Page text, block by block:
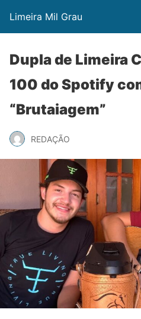
Limeira Mil Grau
Dupla de Limeira
100 do Spotify
“Brutaiagem”
REDAÇÃO